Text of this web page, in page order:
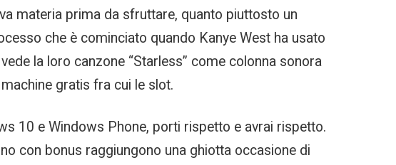
materia prima da sfruttare, quanto piuttosto un
che è cominciato quando Kanye West ha usato
la loro canzone “Starless” come colonna sonora
gratis fra cui le slot.
10 e Windows Phone, porti rispetto e avrai rispetto.
con bonus raggiungono una ghiotta occasione di